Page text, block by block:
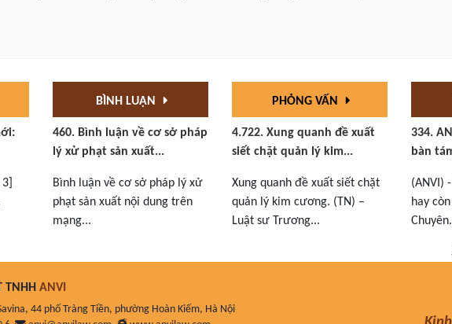
BÌNH LUẬN
460. Bình luận về cơ sở pháp
lý xử phạt sản xuất...
Bình luận về cơ sở pháp lý xử
phạt sản xuất nội dung trên
mạng...
PHỎNG VẤN
4.722. Xung quanh đề xuất
siết chặt quản lý kim...
Xung quanh đề xuất siết chặt
quản lý kim cương. (TN) –
Luật sư Trương...
334.
bàn
(ANVI)
hay
TNHH ANVI
44 phố Tràng Tiền, phường Hoàn Kiếm, Hà Nội